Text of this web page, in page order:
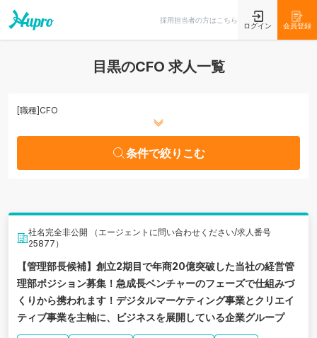
採用担当者の方はこちら
ログイン 会員登録
目黒のCFO 求人一覧
[職種] CFO
条件で絞りこむ
社名完全非公開 （エージェントに問い合わせください/求人番号
25877）
【管理部長候補】創立2期目で年商20億突破した当社の経営管
理部ポジション募集！急成長ベンチャーのフェーズで仕組みづ
くりから携われます！デジタルマーケティング事業とクリエイ
ティブ事業を主軸に、ビジネスを展開している企業グループ